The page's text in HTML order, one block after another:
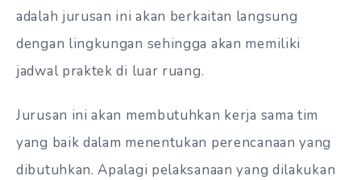
adalah jurusan ini akan berkaitan langsung
dengan lingkungan sehingga akan memiliki
jadwal praktek di luar ruang.
Jurusan ini akan membutuhkan kerja sama tim
yang baik dalam menentukan perencanaan yang
dibutuhkan. Apalagi pelaksanaan yang dilakukan